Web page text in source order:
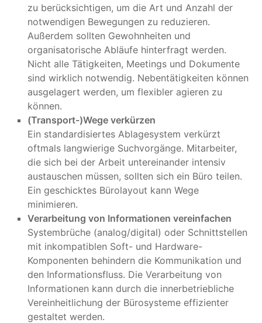
zu berücksichtigen, um die Art und Anzahl der
notwendigen Bewegungen zu reduzieren.
Außerdem sollten Gewohnheiten und
organisatorische Abläufe hinterfragt werden.
Nicht alle Tätigkeiten, Meetings und Dokumente
sind wirklich notwendig. Nebentätigkeiten können
ausgelagert werden, um flexibler agieren zu
können.
(Transport-)Wege verkürzen
Ein standardisiertes Ablagesystem verkürzt
oftmals langwierige Suchvorgänge. Mitarbeiter,
die sich bei der Arbeit untereinander intensiv
austauschen müssen, sollten sich ein Büro teilen.
Ein geschicktes Bürolayout kann Wege
minimieren.
Verarbeitung von Informationen vereinfachen
Systembrüche (analog/digital) oder Schnittstellen
mit inkompatiblen Soft- und Hardware-
Komponenten behindern die Kommunikation und
den Informationsfluss. Die Verarbeitung von
Informationen kann durch die innerbetriebliche
Vereinheitlichung der Bürosysteme effizienter
gestaltet werden.